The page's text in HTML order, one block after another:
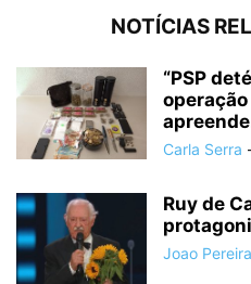
NOTÍCIAS
“PSP
Carla Serra
Ruy de
Joao Pereira